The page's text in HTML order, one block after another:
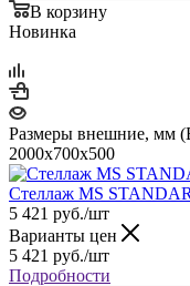
В корзину
Новинка
Размеры внешние, мм
2000x700x500
Стеллаж MS
5 421 руб./шт
Варианты цен
5 421 руб./шт
Подробности